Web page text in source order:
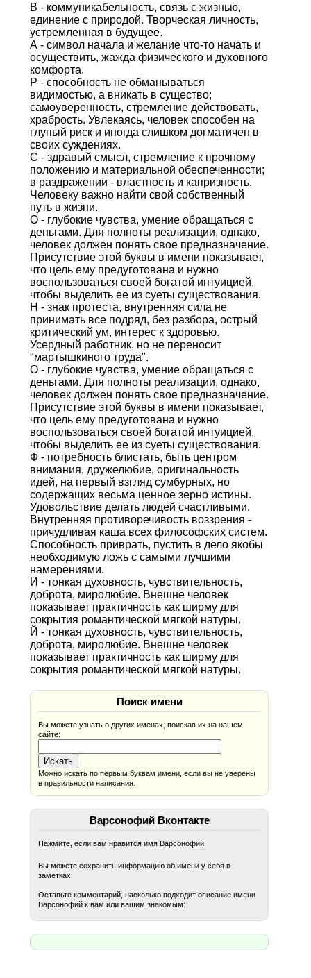
В - коммуникабельность, связь с жизнью,
единение с природой. Творческая личность,
устремленная в будущее.
А - символ начала и желание что-то начать и
осуществить, жажда физического и духовного
комфорта.
Р - способность не обманываться
видимостью, а вникать в существо;
самоуверенность, стремление действовать,
храбрость. Увлекаясь, человек способен на
глупый риск и иногда слишком догматичен в
своих суждениях.
С - здравый смысл, стремление к прочному
положению и материальной обеспеченности;
в раздражении - властность и капризность.
Человеку важно найти свой собственный
путь в жизни.
О - глубокие чувства, умение обращаться с
деньгами. Для полноты реализации, однако,
человек должен понять свое предназначение.
Присутствие этой буквы в имени показывает,
что цель ему предуготована и нужно
воспользоваться своей богатой интуицией,
чтобы выделить ее из суеты существования.
Н - знак протеста, внутренняя сила не
принимать все подряд, без разбора, острый
критический ум, интерес к здоровью.
Усердный работник, но не переносит
"мартышкиного труда".
О - глубокие чувства, умение обращаться с
деньгами. Для полноты реализации, однако,
человек должен понять свое предназначение.
Присутствие этой буквы в имени показывает,
что цель ему предуготована и нужно
воспользоваться своей богатой интуицией,
чтобы выделить ее из суеты существования.
Ф - потребность блистать, быть центром
внимания, дружелюбие, оригинальность
идей, на первый взгляд сумбурных, но
содержащих весьма ценное зерно истины.
Удовольствие делать людей счастливыми.
Внутренняя противоречивость воззрения -
причудливая каша всех философских систем.
Способность приврать, пустить в дело якобы
необходимую ложь с самыми лучшими
намерениями.
И - тонкая духовность, чувствительность,
доброта, миролюбие. Внешне человек
показывает практичность как ширму для
сокрытия романтической мягкой натуры.
Й - тонкая духовность, чувствительность,
доброта, миролюбие. Внешне человек
показывает практичность как ширму для
сокрытия романтической мягкой натуры.
Поиск имени
Вы можете узнать о других именах, поискав их на нашем
сайте:
Можно искать по первым буквам имени, если вы не уверены
в правильности написания.
Варсонофий Вконтакте
Нажмите, если вам нравится имя Варсонофий:
Вы можете сохранить информацию об имени у себя в
заметках:
Оставьте комментарий, насколько подходит описание имени
Варсонофий к вам или вашим знакомым: